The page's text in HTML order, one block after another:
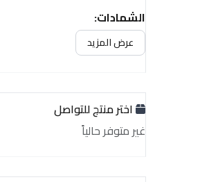
الشهادات:
غير متوفر حالياً
عرض المزيد
اختر منتج للتواصل
غير متوفر حالياً